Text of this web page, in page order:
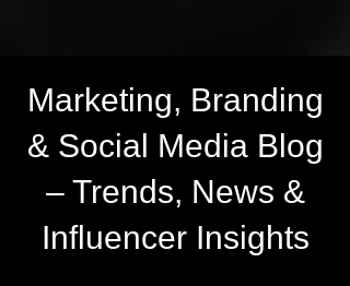
Marketing, Branding
& Social Media Blog
– Trends, News &
Influencer Insights